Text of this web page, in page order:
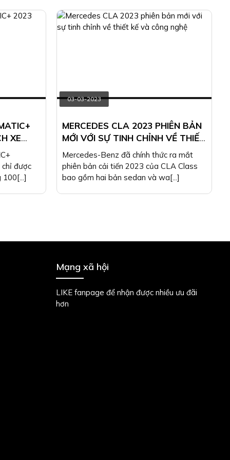
XE
được
MERCEDES CLA 2023 PHIÊN BẢN
MỚI VỚI SỰ TINH CHỈNH VỀ THIẾT
KẾ VÀ CÔNG NGHỆ
03-03-2023
Mercedes-Benz đã chính thức ra mắt
phiên bản cải tiến 2023 của CLA Class
bao gồm hai bản sedan và wa[...]
Mạng xã hội
LIKE fanpage để nhận được nhiều ưu đãi
hơn